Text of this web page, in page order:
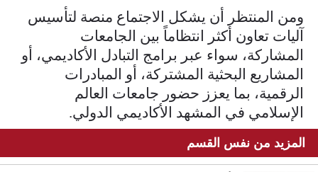
ومن المنتظر أن يشكل الاجتماع منصة لتأسيس
آليات تعاون أكثر انتظاماً بين الجامعات
المشاركة، سواء عبر برامج التبادل الأكاديمي، أو
المشاريع البحثية المشتركة، أو المبادرات
الرقمية، بما يعزز حضور جامعات العالم
الإسلامي في المشهد الأكاديمي الدولي.
المزيد من نفس القسم